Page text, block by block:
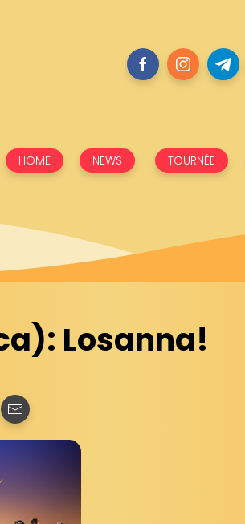
HOME NEWS TOURNÉE
Losanna!